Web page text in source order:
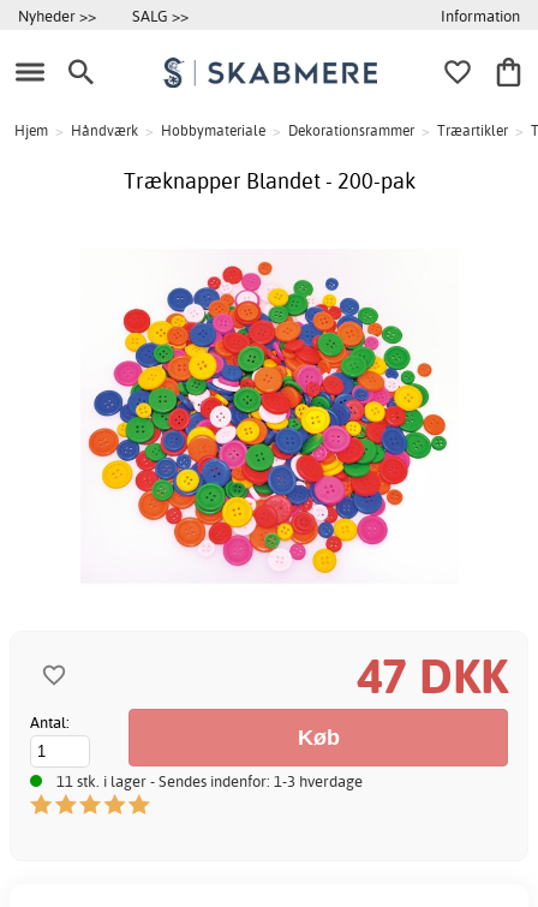
Nyheder >> SALG >> Information
Hjem > Håndværk > Hobbymateriale > Dekorationsrammer > Træartikler >
Træknapper Blandet - 200-pak
47 DKK
Antal:
11 stk. i lager - Sendes indenfor: 1-3 hverdage